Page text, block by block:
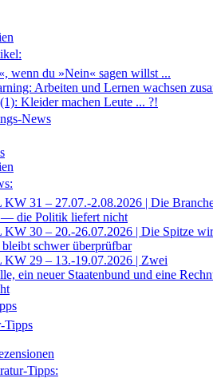
wenn du »Nein« sagen willst ...
Arbeiten und Lernen wachsen
Kleider machen Leute ... ?!
News
31 – 27.07.-2.08.2026 | Die
— die Politik liefert nicht
30 – 20.-26.07.2026 | Die Spitze
schwer überprüfbar
29 – 13.-19.07.2026 | Zwei
ein neuer Staatenbund und eine
Tipps
Tipps: